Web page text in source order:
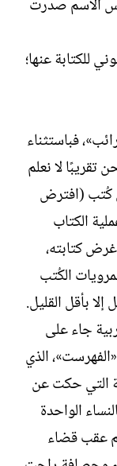
الاسم صدرت
للكتابة عنها؛
فباستثناء
تقريبًا لا نعلم
كُتب (افترض
الكتاب
و1525م)، ولا غرض كتابته،
الكُتب
بأقل القليل.
جاء على
الذي
التي حكت عن
الواحدة
عقب قضاء